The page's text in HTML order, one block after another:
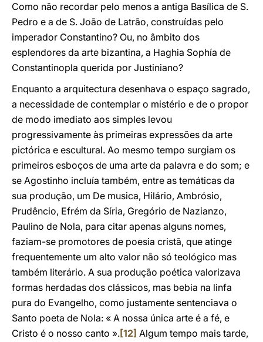
Como não recordar pelo menos a antiga Basílica de S.
Pedro e a de S. João de Latrão, construídas pelo
imperador Constantino? Ou, no âmbito dos
esplendores da arte bizantina, a Haghia Sophía de
Constantinopla querida por Justiniano?
Enquanto a arquitectura desenhava o espaço sagrado,
a necessidade de contemplar o mistério e de o propor
de modo imediato aos simples levou
progressivamente às primeiras expressões da arte
pictórica e escultural. Ao mesmo tempo surgiam os
primeiros esboços de uma arte da palavra e do som; e
se Agostinho incluía também, entre as temáticas da
sua produção, um De musica, Hilário, Ambrósio,
Prudêncio, Efrém da Síria, Gregório de Nazianzo,
Paulino de Nola, para citar apenas alguns nomes,
faziam-se promotores de poesia cristã, que atinge
frequentemente um alto valor não só teológico mas
também literário. A sua produção poética valorizava
formas herdadas dos clássicos, mas bebia na linfa
pura do Evangelho, como justamente sentenciava o
Santo poeta de Nola: « A nossa única arte é a fé, e
Cristo é o nosso canto ».[12] Algum tempo mais tarde,